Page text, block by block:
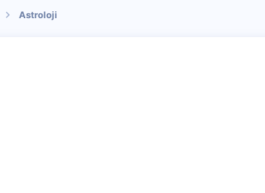
Astroloji